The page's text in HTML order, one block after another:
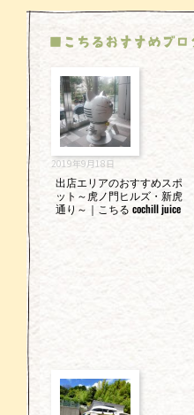
■こちるおすすめブロ
2019年9月18日
出店エリアのおすすめスポ
ット～虎ノ門ヒルズ・新虎
通り～｜こちる cochill juice
ー
シ
ョ
ン